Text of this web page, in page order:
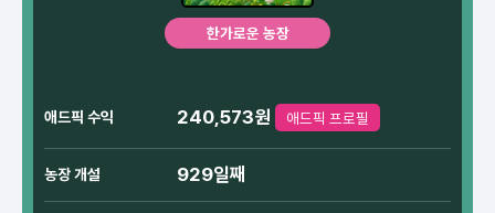
한가로운 농장
애드픽 수익 240,573원 애드픽 프로필
농장 개설 929일째